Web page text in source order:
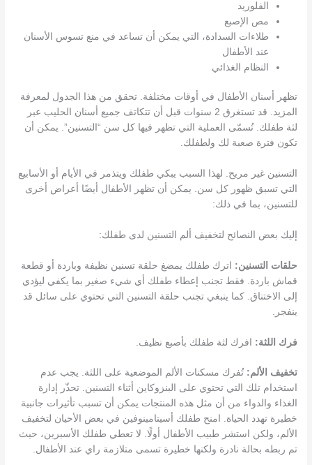
الفلوريد
مص الإصبع
طلاءات السدادة، التي يمكن أن تساعد في منع تسوس الأسنان
عند الأطفال
النظام الغذائي
تظهر أسنان الأطفال في أوقات مختلفة. تحقق من هذا الجدول لمعرفة
المزيد. قد تستغرق 2 سنوات قبل أن تتكاتف جميع أسنان الحليب عبر
لثة طفلك. تُسمّى العملية التي تظهر فيها كل سن “التسنين”. يمكن أن
تكون فترة صعبة لك ولطفلك.
التسنين غير مريح. لهذا السبب يبكي طفلك ويتذمر في الأيام أو الأسابيع
التي تسبق ظهور كل سن. يمكن أن تظهر الأطفال أيضًا أعراض أخرى
للتسنين، بما في ذلك:
إليك بعض النصائح لتخفيف ألم التسنين لدى طفلك:
حلقات التسنين: اترك طفلك يمضغ حلقة تسنين نظيفة وباردة أو قطعة
قماش باردة. فقط تجنب إعطاء طفلك أي شيء صغير بما يكفي ليؤدي
إلى الاختناق. كما ينبغي تجنب حلقة التسنين التي تحتوي على سائل قد
ينفجر.
فرك اللثة: افرك لثة طفلك بأصبع نظيف.
تخفيف الألم: تُفرك مسكنات الألم الموضعية على اللثة. يجب عدم
استخدام تلك التي تحتوي على البنزوكاين أثناء التسنين. تحذّر إدارة
الغذاء والدواء من أن مثل هذه المنتجات يمكن أن تسبب تأثيرات جانبية
خطيرة تهدد الحياة. امنح طفلك أسيتامينوفين في بعض الأحيان لتخفيف
الألم، ولكن استشر طبيب الأطفال أولًا. لا تعطي طفلك الأسبرين، حيث
تم ربطه بحالة نادرة ولكنها خطيرة تسمى متلازمة راي عند الأطفال.